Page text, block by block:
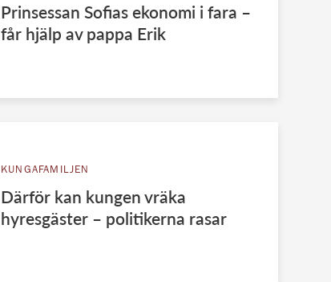
Prinsessan Sofias ekonomi i fara –
får hjälp av pappa Erik
KUNGAFAMILJEN
Därför kan kungen vräka
hyresgäster – politikerna rasar